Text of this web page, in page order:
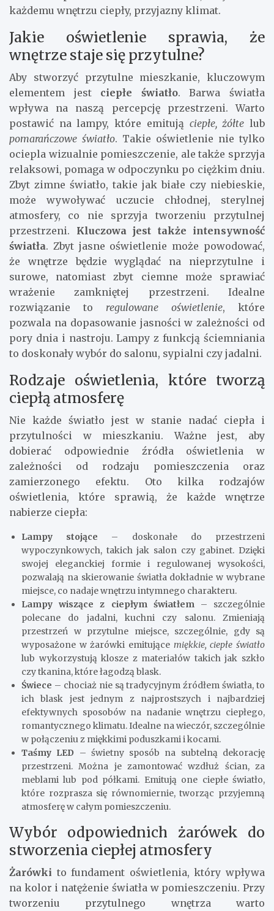
każdemu wnętrzu ciepły, przyjazny klimat.
Jakie oświetlenie sprawia, że
wnętrze staje się przytulne?
Aby stworzyć przytulne mieszkanie, kluczowym
elementem jest ciepłe światło. Barwa światła
wpływa na naszą percepcję przestrzeni. Warto
postawić na lampy, które emitują ciepłe, żółte lub
pomarańczowe światło. Takie oświetlenie nie tylko
ociepla wizualnie pomieszczenie, ale także sprzyja
relaksowi, pomaga w odpoczynku po ciężkim dniu.
Zbyt zimne światło, takie jak białe czy niebieskie,
może wywoływać uczucie chłodnej, sterylnej
atmosfery, co nie sprzyja tworzeniu przytulnej
przestrzeni. Kluczowa jest także intensywność
światła. Zbyt jasne oświetlenie może powodować,
że wnętrze będzie wyglądać na nieprzytulne i
surowe, natomiast zbyt ciemne może sprawiać
wrażenie zamkniętej przestrzeni. Idealne
rozwiązanie to regulowane oświetlenie, które
pozwala na dopasowanie jasności w zależności od
pory dnia i nastroju. Lampy z funkcją ściemniania
to doskonały wybór do salonu, sypialni czy jadalni.
Rodzaje oświetlenia, które tworzą
ciepłą atmosferę
Nie każde światło jest w stanie nadać ciepła i
przytulności w mieszkaniu. Ważne jest, aby
dobierać odpowiednie źródła oświetlenia w
zależności od rodzaju pomieszczenia oraz
zamierzonego efektu. Oto kilka rodzajów
oświetlenia, które sprawią, że każde wnętrze
nabierze ciepła:
Lampy stojące – doskonałe do przestrzeni
wypoczynkowych, takich jak salon czy gabinet. Dzięki
swojej eleganckiej formie i regulowanej wysokości,
pozwalają na skierowanie światła dokładnie w wybrane
miejsce, co nadaje wnętrzu intymnego charakteru.
Lampy wiszące z ciepłym światłem– szczególnie
polecane do jadalni, kuchni czy salonu. Zmieniają
przestrzeń w przytulne miejsce, szczególnie, gdy są
wyposażone w żarówki emitujące miękkie, ciepłe światło
lub wykorzystują klosze z materiałów takich jak szkło
czy tkanina, które łagodzą blask.
Świece – chociaż nie są tradycyjnym źródłem światła, to
ich blask jest jednym z najprostszych i najbardziej
efektywnych sposobów na nadanie wnętrzu ciepłego,
romantycznego klimatu. Idealne na wieczór, szczególnie
w połączeniu z miękkimi poduszkami i kocami.
Taśmy LED – świetny sposób na subtelną dekorację
przestrzeni. Można je zamontować wzdłuż ścian, za
meblami lub pod półkami. Emitują one ciepłe światło,
które rozprasza się równomiernie, tworząc przyjemną
atmosferę w całym pomieszczeniu.
Wybór odpowiednich żarówek do
stworzenia ciepłej atmosfery
Żarówki to fundament oświetlenia, który wpływa
na kolor i natężenie światła w pomieszczeniu. Przy
tworzeniu przytulnego wnętrza warto